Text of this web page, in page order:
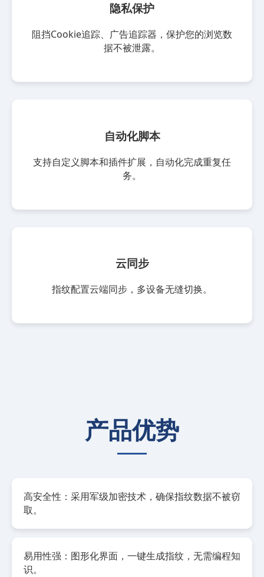
隐私保护
阻挡Cookie追踪、广告追踪器，保护您的浏览数
据不被泄露。
自动化脚本
支持自定义脚本和插件扩展，自动化完成重复任
务。
云同步
指纹配置云端同步，多设备无缝切换。
产品优势
高安全性：采用军级加密技术，确保指纹数据不被窃
取。
易用性强：图形化界面，一键生成指纹，无需编程知
识。